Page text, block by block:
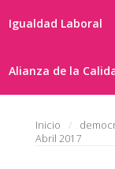
Igualdad Laboral
Alianza de la
Inicio
Abril 2017